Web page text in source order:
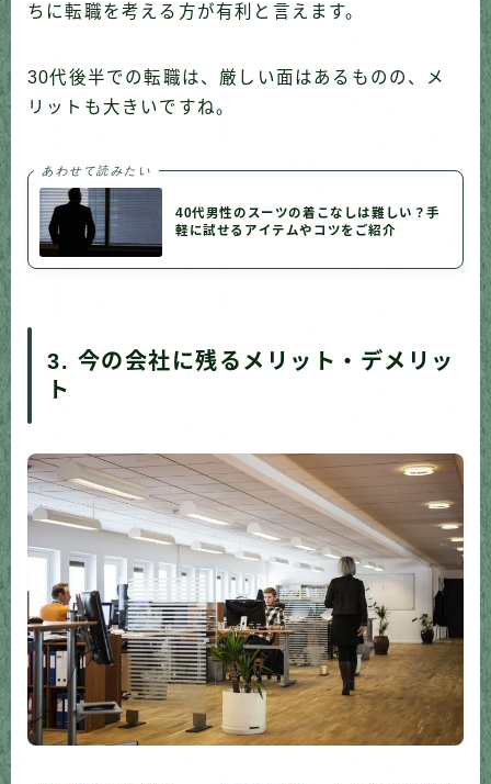
ちに転職を考える方が有利と言えます。
30代後半での転職は、厳しい面はあるものの、メ
リットも大きいですね。
あわせて読みたい
40代男性のスーツの着こなしは難しい？手
軽に試せるアイテムやコツをご紹介
3. 今の会社に残るメリット・デメリッ
ト